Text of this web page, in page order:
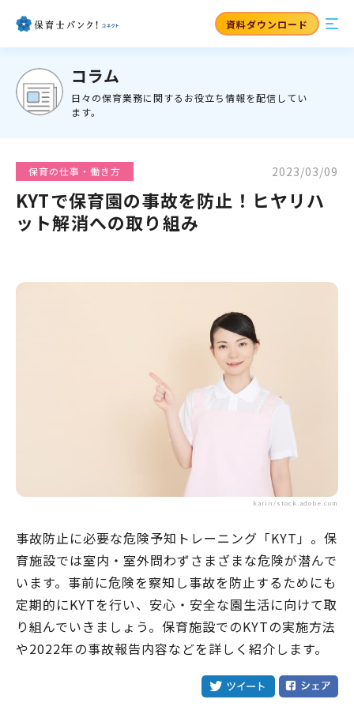
資料ダウンロード
コラム
日々の保育業務に関するお役立ち情報を配信してい
ます。
保育の仕事・働き方 2023/03/09
KYTで保育園の事故を防止！ヒヤリハ
ット解消への取り組み
karin/stock.adobe.com
事故防止に必要な危険予知トレーニング「KYT」。保
育施設では室内・室外問わずさまざまな危険が潜んで
います。事前に危険を察知し事故を防止するためにも
定期的にKYTを行い、安心・安全な園生活に向けて取
り組んでいきましょう。保育施設でのKYTの実施方法
や2022年の事故報告内容などを詳しく紹介します。